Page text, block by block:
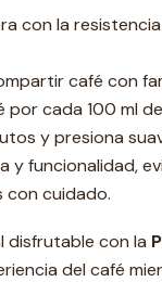
con la
café con
por cada 100 ml
y presiona
y funcionalidad,
con cuidado.
disfrutable con la
del café